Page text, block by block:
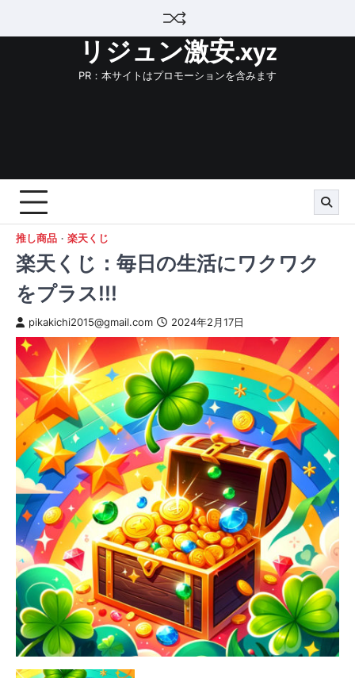
リジュン激安.xyz
PR：本サイトはプロモーションを含みます
推し商品 楽天くじ
楽天くじ：毎日の生活にワクワク
をプラス!!!
pikakichi2015@gmail.com 2024年2月17日